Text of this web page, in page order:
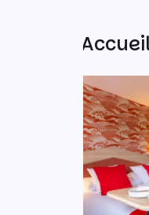
Autres